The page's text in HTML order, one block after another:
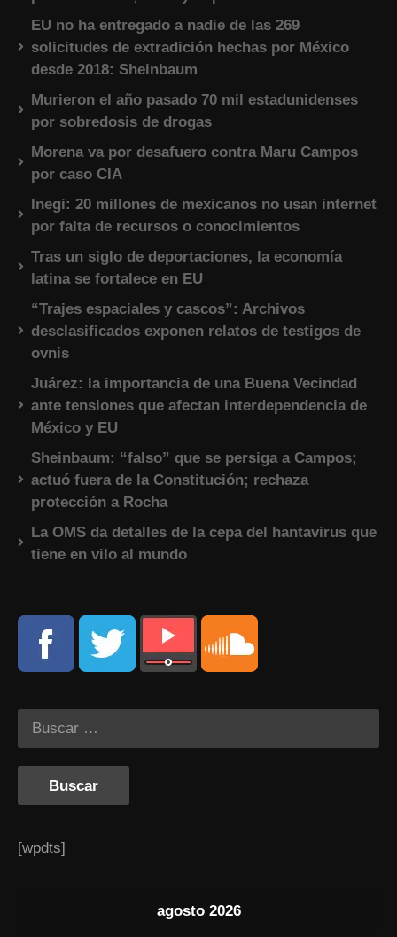
EU no ha entregado a nadie de las 269
solicitudes de extradición hechas por México
desde 2018: Sheinbaum
Murieron el año pasado 70 mil estadunidenses
por sobredosis de drogas
Morena va por desafuero contra Maru Campos
por caso CIA
Inegi: 20 millones de mexicanos no usan internet
por falta de recursos o conocimientos
Tras un siglo de deportaciones, la economía
latina se fortalece en EU
“Trajes espaciales y cascos”: Archivos
desclasificados exponen relatos de testigos de
ovnis
Juárez: la importancia de una Buena Vecindad
ante tensiones que afectan interdependencia de
México y EU
Sheinbaum: “falso” que se persiga a Campos;
actuó fuera de la Constitución; rechaza
protección a Rocha
La OMS da detalles de la cepa del hantavirus que
tiene en vilo al mundo
[wpdts]
agosto 2026